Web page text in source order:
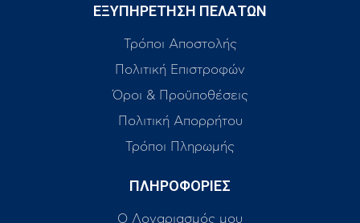
ΕΞΥΠΗΡΕΤΗΣΗ ΠΕΛΑΤΩΝ
Τρόποι Αποστολής
Πολιτική Επιστροφών
Όροι & Προϋποθέσεις
Πολιτική Απορρήτου
Τρόποι Πληρωμής
ΠΛΗΡΟΦΟΡΙΕΣ
Ο Λογαριασμός μου